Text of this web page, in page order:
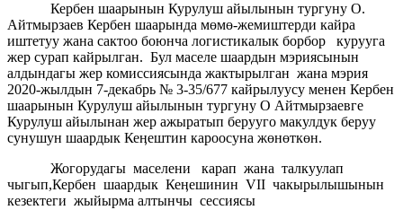
Кербен шаарынын Курулуш айылынын тургуну О.
Айтмырзаев Кербен шаарында мөмө-жемиштерди кайра
иштетуу жана сактоо боюнча логистикалык борбор курууга
жер сурап кайрылган. Бул маселе шаардын мэриясынын
алдындагы жер комиссиясында жактырылган жана мэрия
2020-жылдын 7-декабрь № 3-35/677 кайрылуусу менен Кербен
шаарынын Курулуш айылынын тургуну О Айтмырзаевге
Курулуш айылынан жер ажыратып берууго макулдук беруу
сунушун шаардык Кеӊештин кароосуна жөнөткөн.
Жогорудагы маселени карап жана талкуулап
чыгып,Кербен шаардык Кеӊешинин VII чакырылышынын
кезектеги жыйырма алтынчы сессиясы